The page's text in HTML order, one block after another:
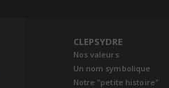
CLEPSYDRE
Nos valeurs
Un nom symbolique
Notre "petite histoire"